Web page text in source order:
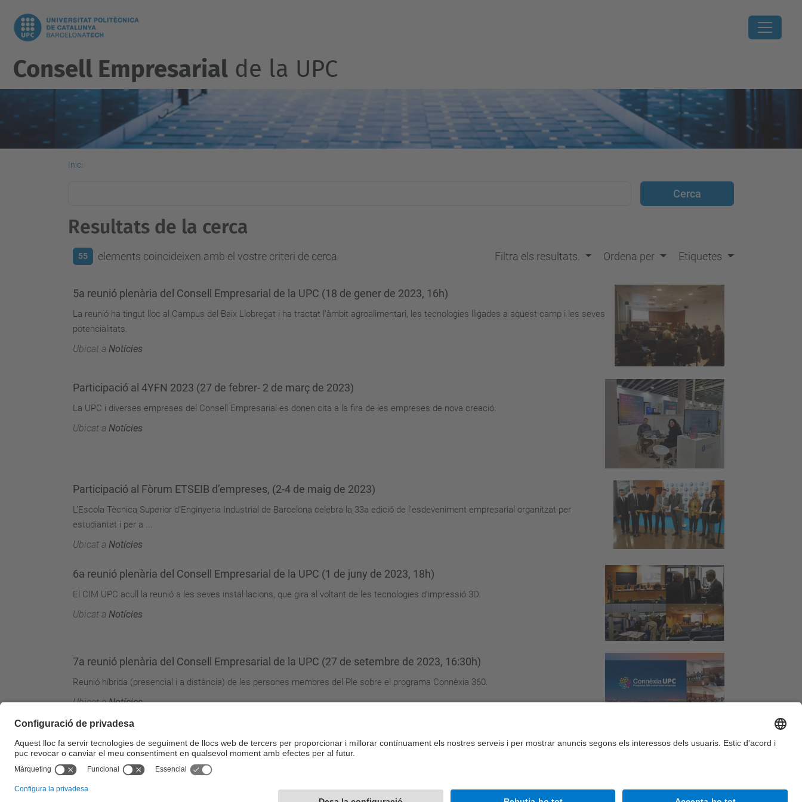
Consell Empresarialde la UPC
Inici
Resultats de la cerca
55 elements coincideixen amb el vostre criteri de cerca Filtra els resultats. Ordena per Etiquetes
5a reunió plenària del Consell Empresarial de la UPC (18 de gener de 2023, 16h)
La reunió ha tingut lloc al Campus del Baix Llobregat i ha tractat l’àmbit agroalimentari, les tecnologies lligades a aquest camp i les seves
potencialitats.
Ubicat a Notícies
Participació al 4YFN 2023 (27 de febrer- 2 de març de 2023)
La UPC i diverses empreses del Consell Empresarial es donen cita a la fira de les empreses de nova creació.
Ubicat a Notícies
Participació al Fòrum ETSEIB d’empreses, (2-4 de maig de 2023)
L’Escola Tècnica Superior d'Enginyeria Industrial de Barcelona celebra la 33a edició de l’esdeveniment empresarial organitzat per
estudiantat i per a ...
Ubicat a Notícies
6a reunió plenària del Consell Empresarial de la UPC (1 de juny de 2023, 18h)
El CIM UPC acull la reunió a les seves instal·lacions, que gira al voltant de les tecnologies d’impressió 3D.
Ubicat a Notícies
7a reunió plenària del Consell Empresarial de la UPC (27 de setembre de 2023, 16:30h)
Reunió híbrida (presencial i a distància) de les persones membres del Ple sobre el programa Connèxia 360.
Ubicat a Notícies